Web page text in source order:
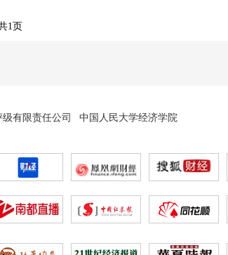
1页
有限责任公司 中国人民大学经济学院